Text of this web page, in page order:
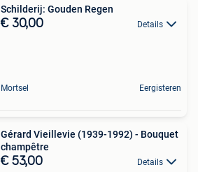
Schilderij: Gouden Regen
€ 30,00 Details
Mortsel Eergisteren
Gérard Vieillevie (1939-1992) - Bouquet
champêtre
€ 53,00 Details